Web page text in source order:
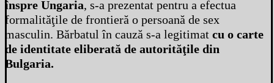
înspre Ungaria, s-a prezentat pentru a efectua
formalităţile de frontieră o persoană de sex
masculin. Bărbatul în cauză s-a legitimat cu o carte
de identitate eliberată de autorităţile din
Bulgaria.